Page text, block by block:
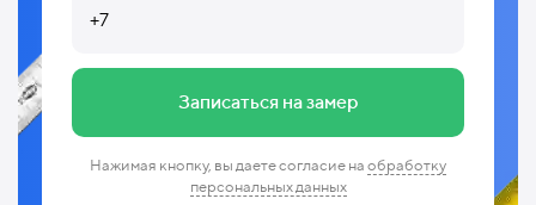
Записаться на замер
Нажимая кнопку, вы даете согласие на обработку
персональных данных